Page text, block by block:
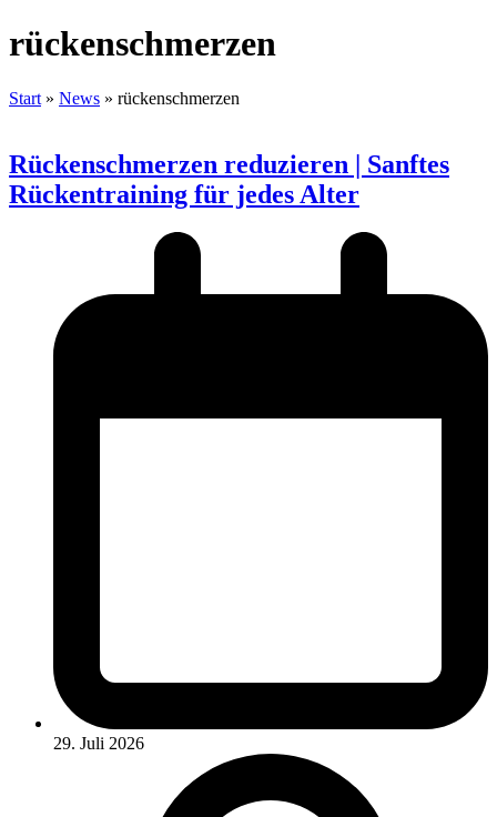
rückenschmerzen
Start » News » rückenschmerzen
Rückenschmerzen reduzieren | Sanftes
Rückentraining für jedes Alter
29. Juli 2026